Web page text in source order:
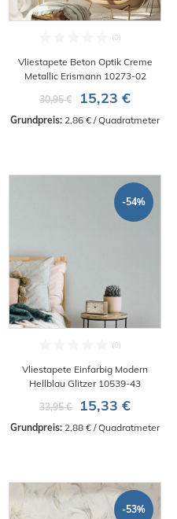
Vliestapete Beton Optik Creme
Metallic Erismann 10273-02
30,95 €
15,23 €
Grundpreis: 2,86 € / Quadratmeter
-54%
Vliestapete Einfarbig Modern
Hellblau Glitzer 10539-43
33,95 €
15,33 €
Grundpreis: 2,88 € / Quadratmeter
-53%